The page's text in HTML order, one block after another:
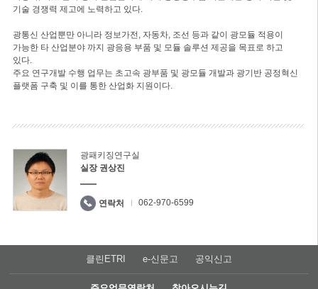
기술 경쟁력 제고에 노력하고 있다.
광통신 산업뿐만 아니라 정보가전, 자동차, 조선 등과 같이 광모듈 적용이
가능한 타 산업분야 까지 광응용 부품 및 모듈 솔루션 제공을 목표로 하고
있다.
주요 연구개발 수행 업무는 초고속 광부품 및 광모듈 개발과 광기반 공정혁신
플랫폼 구축 및 이를 통한 산업화 지원이다.
광패키징연구실
실장 권상진
연락처 062-970-6599
클린ETRI e-신문고 공익신고